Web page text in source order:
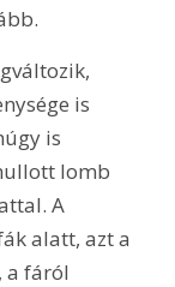
is
is
lomb
A
alatt, azt a
a fáról